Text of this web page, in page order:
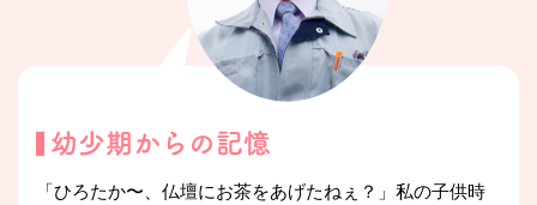
「ひろたか〜、仏壇にお茶をあげたねぇ？」私の子供時